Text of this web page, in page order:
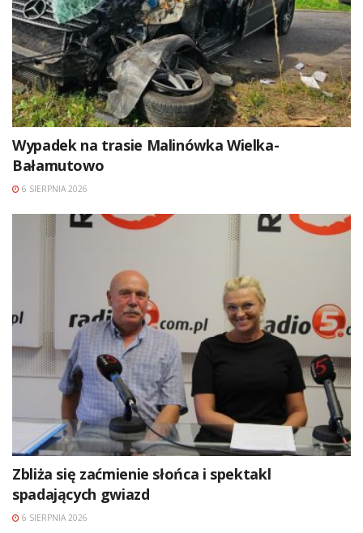
Wypadek na trasie Malinówka Wielka-
Bałamutowo
6 SIERPNIA 2026
Zbliża się zaćmienie słońca i spektakl
spadających gwiazd
6 SIERPNIA 2026